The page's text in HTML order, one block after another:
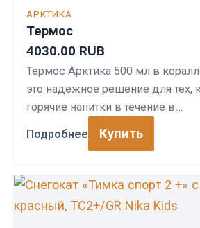
АРКТИКА
Термос
4030.00 RUB
Термос Арктика 500 мл в
это надежное решение для тех,
горячие напитки в течение в…
Подробнее Купить